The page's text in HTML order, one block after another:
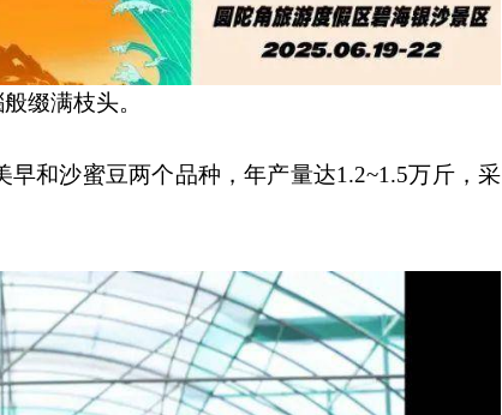
缀满枝头。
和沙蜜豆两个品种，年产量达1.2~1.5万斤，采